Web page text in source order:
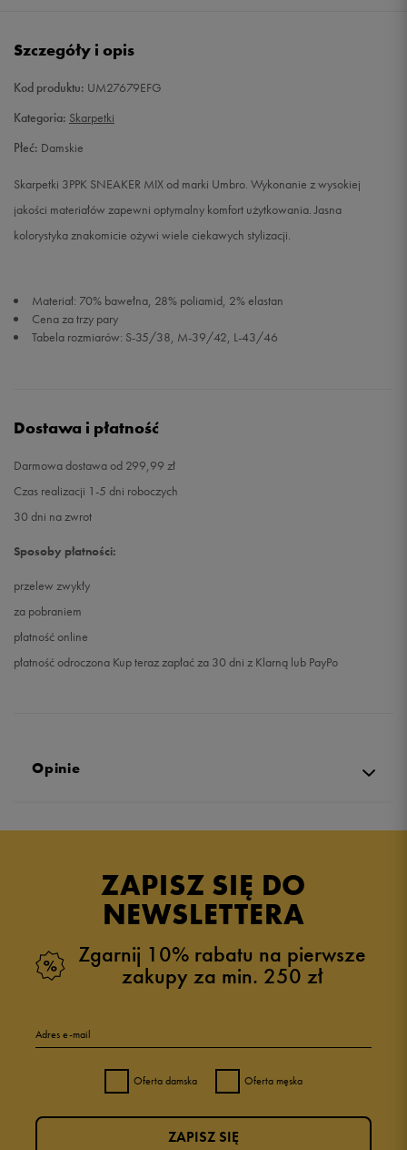
Szczegóły i opis
Kod produktu: UM27679EFG
Kategoria: Skarpetki
Płeć: Damskie
Skarpetki 3PPK SNEAKER MIX od marki Umbro. Wykonanie z wysokiej
jakości materiałów zapewni optymalny komfort użytkowania. Jasna
kolorystyka znakomicie ożywi wiele ciekawych stylizacji.
Materiał: 70% bawełna, 28% poliamid, 2% elastan
Cena za trzy pary
Tabela rozmiarów: S-35/38, M-39/42, L-43/46
Dostawa i płatność
Darmowa dostawa od 299,99 zł
Czas realizacji 1-5 dni roboczych
30 dni na zwrot
Sposoby płatności:
przelew zwykły
za pobraniem
płatność online
płatność odroczona Kup teraz zapłać za 30 dni z Klarną lub PayPo
Opinie
ZAPISZ SIĘ DO
NEWSLETTERA
Zgarnij 10% rabatu na pierwsze
zakupy za min. 250 zł
Adres e-mail
Oferta damska Oferta męska
ZAPISZ SIĘ